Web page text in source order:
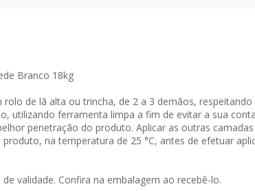
Branco 18kg
rolo de lã alta ou trincha, de 2 a 3 demãos,
utilizando ferramenta limpa a fim de evitar a sua
penetração do produto. Aplicar as outras
na temperatura de 25 °C, antes de efetuar
validade. Confira na embalagem ao recebê-lo.